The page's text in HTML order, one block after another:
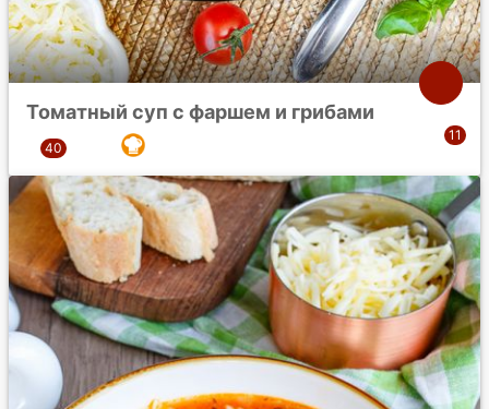
Томатный суп с фаршем и грибами